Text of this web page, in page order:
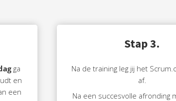
ga
en
een
Stap 3.
Na de training leg jij het
af.
Na een succesvolle afronding